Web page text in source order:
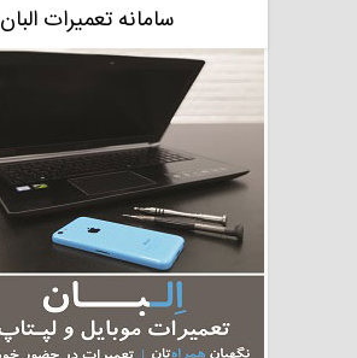
سامانه تعمیرات البان